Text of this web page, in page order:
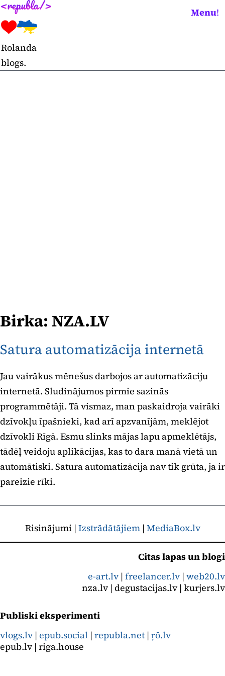
Skip
to
content
Rolanda
blogs.
Menu!
Birka: NZA.LV
Satura automatizācija internetā
Jau vairākus mēnešus darbojos ar automatizāciju
internetā. Sludinājumos pirmie sazinās
programmētāji. Tā vismaz, man paskaidroja vairāki
dzīvokļu īpašnieki, kad arī apzvanījām, meklējot
dzīvokli Rīgā. Esmu slinks mājas lapu apmeklētājs,
tādēļ veidoju aplikācijas, kas to dara manā vietā un
automātiski. Satura automatizācija nav tik grūta, ja ir
pareizie rīki.
Risinājumi | Izstrādātājiem| MediaBox.lv
Citas lapas un blogi
e-art.lv | freelancer.lv | web20.lv
nza.lv | degustacijas.lv | kurjers.lv
Publiski eksperimenti
vlogs.lv | epub.social | republa.net | ŗō.lv
epub.lv | riga.house